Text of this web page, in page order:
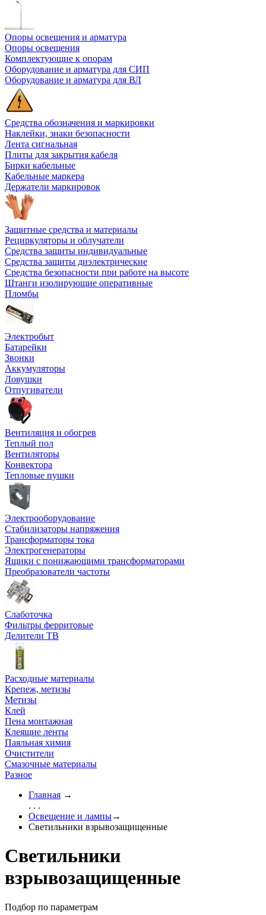
Опоры освещения и арматура
Опоры освещения
Комплектующие к опорам
Оборудование и арматура для СИП
Оборудование и арматура для ВЛ
Средства обозначения и маркировки
Наклейки, знаки безопасности
Лента сигнальная
Плиты для закрытия кабеля
Бирки кабельные
Кабельные маркера
Держатели маркировок
Защитные средства и материалы
Рециркуляторы и облучатели
Средства защиты индивидуальные
Средства защиты диэлектрические
Средства безопасности при работе на высоте
Штанги изолирующие оперативные
Пломбы
Электробыт
Батарейки
Звонки
Аккумуляторы
Ловушки
Отпугиватели
Вентиляция и обогрев
Теплый пол
Вентиляторы
Конвектора
Тепловые пушки
Электрооборудование
Стабилизаторы напряжения
Трансформаторы тока
Электрогенераторы
Ящики с понижающими трансформаторами
Преобразователи частоты
Слаботочка
Фильтры ферритовые
Делители ТВ
Расходные материалы
Крепеж, метизы
Метизы
Клей
Пена монтажная
Клеящие ленты
Паяльная химия
Очистители
Смазочные материалы
Разное
Главная →
. . .
Освещение и лампы→
Светильники взрывозащищенные
Светильники
взрывозащищенные
Подбор по параметрам